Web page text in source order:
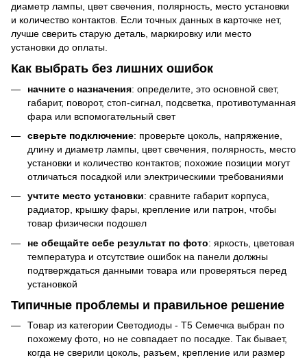
диаметр лампы, цвет свечения, полярность, место установки
и количество контактов. Если точных данных в карточке нет,
лучше сверить старую деталь, маркировку или место
установки до оплаты.
Как выбрать без лишних ошибок
начните с назначения: определите, это основной свет,
габарит, поворот, стоп-сигнал, подсветка, противотуманная
фара или вспомогательный свет
сверьте подключение: проверьте цоколь, напряжение,
длину и диаметр лампы, цвет свечения, полярность, место
установки и количество контактов; похожие позиции могут
отличаться посадкой или электрическими требованиями
учтите место установки: сравните габарит корпуса,
радиатор, крышку фары, крепление или патрон, чтобы
товар физически подошел
не обещайте себе результат по фото: яркость, цветовая
температура и отсутствие ошибок на панели должны
подтверждаться данными товара или проверяться перед
установкой
Типичные проблемы и правильное решение
Товар из категории Светодиоды - T5 Семечка выбран по
похожему фото, но не совпадает по посадке. Так бывает,
когда не сверили цоколь, разъем, крепление или размер